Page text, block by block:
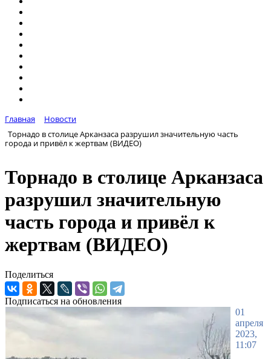
Главная
Новости
Торнадо в столице Арканзаса разрушил значительную часть
города и привёл к жертвам (ВИДЕО)
Торнадо в столице Арканзаса
разрушил значительную
часть города и привёл к
жертвам (ВИДЕО)
Поделиться
Подписаться на обновления
01
апреля
2023,
11:07